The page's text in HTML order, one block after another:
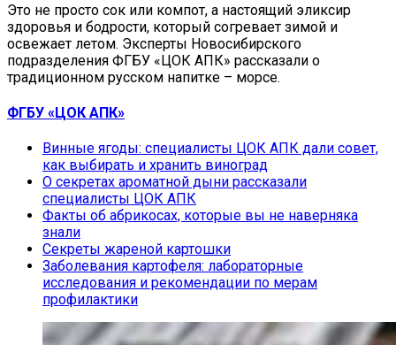
Это не просто сок или компот, а настоящий эликсир
здоровья и бодрости, который согревает зимой и
освежает летом. Эксперты Новосибирского
подразделения ФГБУ «ЦОК АПК» рассказали о
традиционном русском напитке – морсе.
ФГБУ «ЦОК АПК»
Винные ягоды: специалисты ЦОК АПК дали совет,
как выбирать и хранить виноград
О секретах ароматной дыни рассказали
специалисты ЦОК АПК
Факты об абрикосах, которые вы не наверняка
знали
Секреты жареной картошки
Заболевания картофеля: лабораторные
исследования и рекомендации по мерам
профилактики